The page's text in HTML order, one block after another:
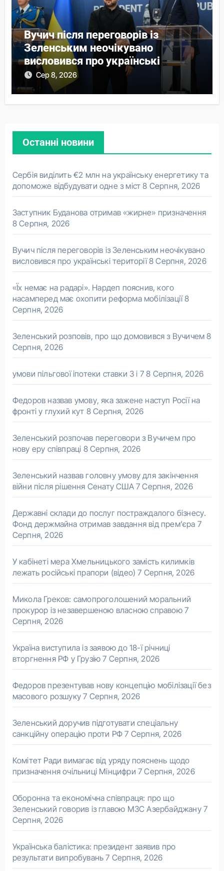
Вучич після переговорів із
Зеленським неочікувано
висловився про українські
території
Сер 8, 2026
Останні новини
Сербія виділить €2 млн на українську енергетику та
допоможе відбудувати одне з міст 8 Серпня, 2026
Заступник Буданова отримав «жирне» призначення
8 Серпня, 2026
Вучич після переговорів із Зеленським неочікувано
висловився про українські території 8 Серпня, 2026
«Їх немає на радарі». Нардеп пояснив, кого
насамперед має охопити реформа мобілізації 8
Серпня, 2026
Зеленський розповів, про що домовився з Вучичем 8
Серпня, 2026
умови пільгової іпотеки ставки 3 і 7 8 Серпня, 2026
Федоров назвав умову, яка зажене наступ Росії на
фронті у глухий кут 8 Серпня, 2026
Зеленський розпочав переговори з Вучичем про
нову еру співпраці 8 Серпня, 2026
Зеленський назвав головну умову для закінчення
війни після рішення Сенату США 7 Серпня, 2026
Державні склади до послуг постраждалого бізнесу.
Фонд держмайна отримав завдання від прем’єра 7
Серпня, 2026
У кабінеті мера Хмельницького замість килимків
лежать російські прапори (відео) 7 Серпня, 2026
Микола Греков: самопроголошений моральний
прокурор із незавершеною власною справою 7
Серпня, 2026
Україна виступила із заявою до 18-ї річниці
вторгнення РФ у Грузію 7 Серпня, 2026
Федоров презентував нову концепцію мобілізації без
масового розшуку 7 Серпня, 2026
Зеленський доручив підготувати спеціальну
санкційну операцію проти РФ 7 Серпня, 2026
Комітет Ради вимагає від уряду пояснень щодо
призначення очільниці Мінцифри 7 Серпня, 2026
Оборонна та економічна співпраця: про що
Зеленський говорив із главою МЗС Азербайджану 7
Серпня, 2026
Українська балістика: президент заявив про
результати випробувань 7 Серпня, 2026